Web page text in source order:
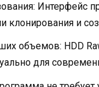
Интерфейс
клонирования и
объемов: HDD
для